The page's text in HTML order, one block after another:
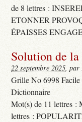
de 8 lettres :
ETONNER
ÉPAISSES
Solution de
22 septembre 2025, par
Grille No 6998 Facile
Dictionnaire
Mot(s) de 11 lettres
lettres :